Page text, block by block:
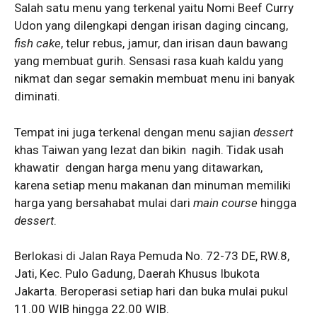
Salah satu menu yang terkenal yaitu Nomi Beef Curry
Udon yang dilengkapi dengan irisan daging cincang,
fish cake, telur rebus, jamur, dan irisan daun bawang
yang membuat gurih. Sensasi rasa kuah kaldu yang
nikmat dan segar semakin membuat menu ini banyak
diminati.
Tempat ini juga terkenal dengan menu sajian dessert
khas Taiwan yang lezat dan bikin nagih. Tidak usah
khawatir dengan harga menu yang ditawarkan,
karena setiap menu makanan dan minuman memiliki
harga yang bersahabat mulai dari main course hingga
dessert.
Berlokasi di Jalan Raya Pemuda No. 72-73 DE, RW.8,
Jati, Kec. Pulo Gadung, Daerah Khusus Ibukota
Jakarta. Beroperasi setiap hari dan buka mulai pukul
11.00 WIB hingga 22.00 WIB.